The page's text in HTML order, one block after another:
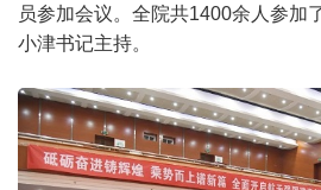
员参加会议。全院共1400余人参加
小津书记主持。